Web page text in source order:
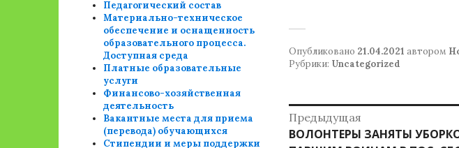
Опубликовано 21.04.2021 автором
Рубрики: Uncategorized
Навигация
Предыдущая
Предыдущая
ВОЛОНТЕРЫ ЗАНЯТЫ
Педагогический состав
Материально-техническое
обеспечение и оснащенность
образовательного процесса.
Доступная среда
Платные образовательные
услуги
Финансово-хозяйственная
деятельность
Вакантные места для приема
(перевода) обучающихся
Стипендии и меры поддержки